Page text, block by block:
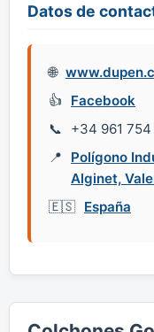
Datos de
Facebook
+34 961
Polígono
Alginet,
España